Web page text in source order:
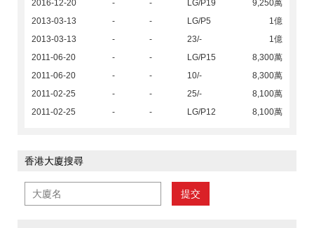
2016-12-20
- - LG/P19
9,250萬
2013-03-13
- - LG/P5
1億
2013-03-13
- - 23/-
1億
2011-06-20
- - LG/P15
8,300萬
2011-06-20
- - 10/-
8,300萬
2011-02-25
- - 25/-
8,100萬
2011-02-25
- - LG/P12 8,100萬
香港大廈搜尋
提交